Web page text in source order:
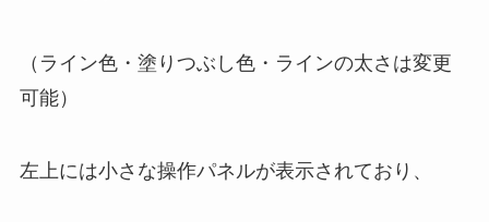
（ライン色・塗りつぶし色・ラインの太さは変更
可能）
左上には小さな操作パネルが表示されており、